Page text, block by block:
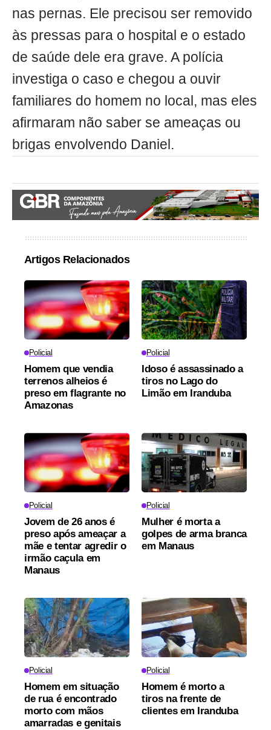
nas pernas. Ele precisou ser removido
às pressas para o hospital e o estado
de saúde dele era grave. A polícia
investiga o caso e chegou a ouvir
familiares do homem no local, mas eles
afirmaram não saber se ameaças ou
brigas envolvendo Daniel.
Artigos Relacionados
Policial
Homem que vendia
terrenos alheios é
preso em flagrante no
Amazonas
Policial
Idoso é assassinado a
tiros no Lago do
Limão em Iranduba
Policial
Jovem de 26 anos é
preso após ameaçar a
mãe e tentar agredir o
irmão caçula em
Manaus
Policial
Mulher é morta a
golpes de arma branca
em Manaus
Policial
Homem em situação
de rua é encontrado
morto com mãos
amarradas e genitais
Policial
Homem é morto a
tiros na frente de
clientes em Iranduba